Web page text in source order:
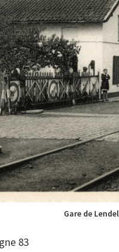
Gare de
83